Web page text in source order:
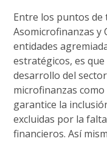
Entre los puntos de
Asomicrofinanzas y
entidades
estratégicos, es
desarrollo del
microfinanzas
garantice la
excluidas por la
financieros. Así